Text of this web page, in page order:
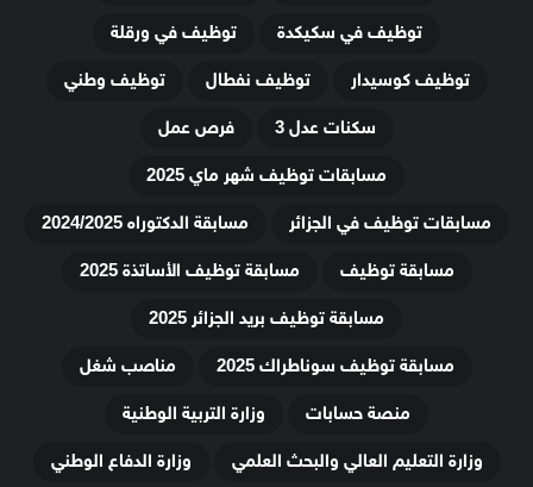
توظيف في سكيكدة
توظيف في ورقلة
توظيف كوسيدار
توظيف نفطال
توظيف وطني
سكنات عدل 3
فرص عمل
مسابقات توظيف شهر ماي 2025
مسابقات توظيف في الجزائر
مسابقة الدكتوراه 2024/2025
مسابقة توظيف
مسابقة توظيف الأساتذة 2025
مسابقة توظيف بريد الجزائر 2025
مسابقة توظيف سوناطراك 2025
مناصب شغل
منصة حسابات
وزارة التربية الوطنية
وزارة التعليم العالي والبحث العلمي
وزارة الدفاع الوطني